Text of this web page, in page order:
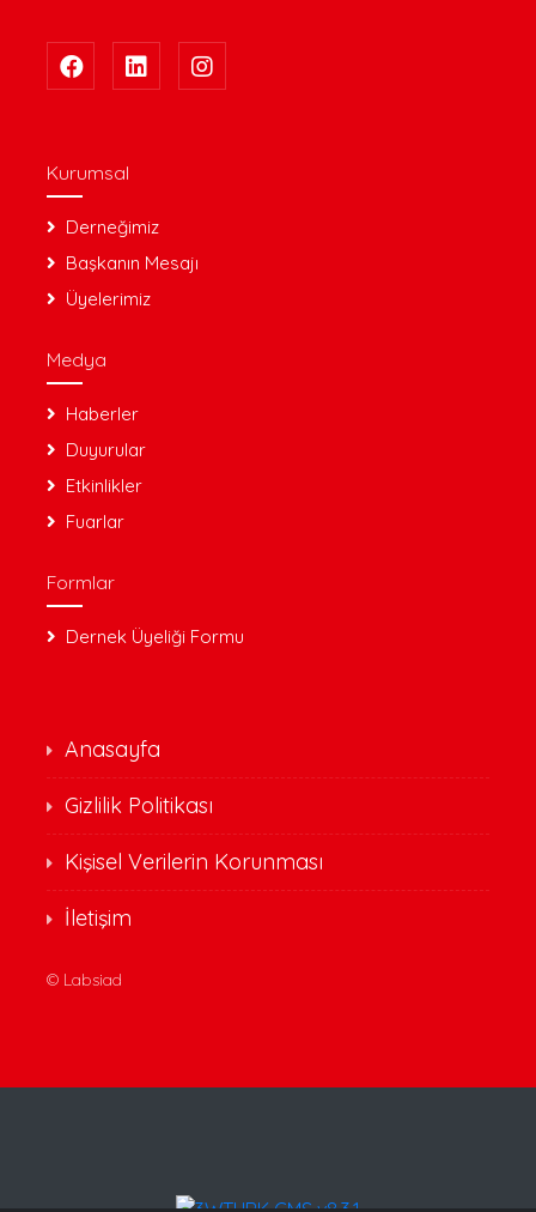
Kurumsal
Derneğimiz
Başkanın Mesajı
Üyelerimiz
Medya
Haberler
Duyurular
Etkinlikler
Fuarlar
Formlar
Dernek Üyeliği Formu
Anasayfa
Gizlilik Politikası
Kişisel Verilerin Korunması
İletişim
© Labsiad